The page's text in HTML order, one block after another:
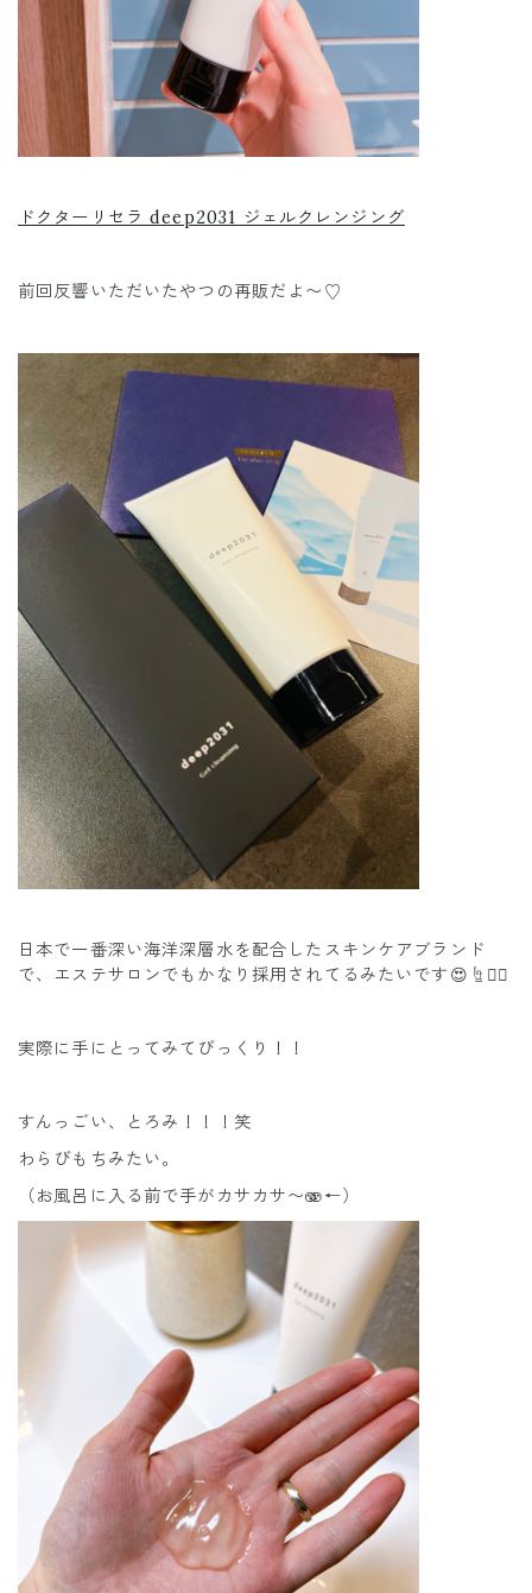
ドクターリセラ deep2031 ジェルクレンジング
前回反響いただいたやつの再販だよ〜♡
日本で一番深い海洋深層水を配合したスキンケアブランド
で、エステサロンでもかなり採用されてるみたいです😍☝️❤️‍🔥
実際に手にとってみてびっくり！！
すんっごい、とろみ！！！笑
わらびもちみたい。
（お風呂に入る前で手がカサカサ〜🫨←）